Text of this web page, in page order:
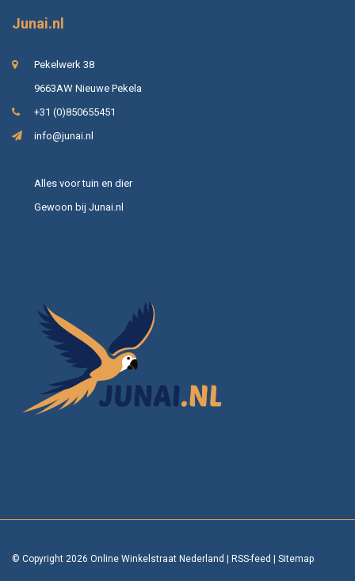
Junai.nl
Pekelwerk 38
9663AW Nieuwe Pekela
+31 (0)850655451
info@junai.nl
Alles voor tuin en dier
Gewoon bij Junai.nl
© Copyright 2026 Online Winkelstraat Nederland RSS-feed Sitemap